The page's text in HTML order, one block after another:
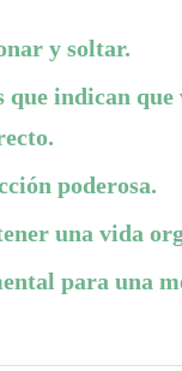
y soltar.
que indican que
poderosa.
una vida
para una